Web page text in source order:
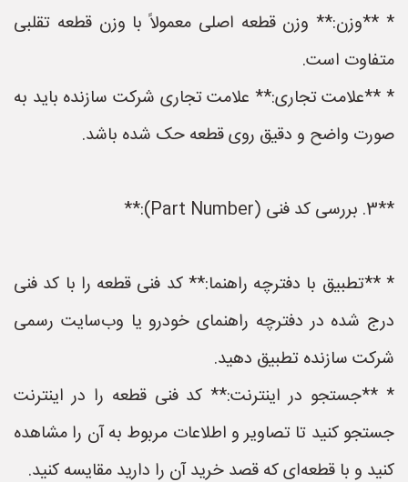
* **وزن:** وزن قطعه اصلی معمولاً با وزن قطعه تقلبی
متفاوت است.
* **علامت تجاری:** علامت تجاری شرکت سازنده باید به
صورت واضح و دقیق روی قطعه حک شده باشد.
**3. بررسی کد فنی (Part Number):**
* **تطبیق با دفترچه راهنما:** کد فنی قطعه را با کد فنی
درج شده در دفترچه راهنمای خودرو یا وب‌سایت رسمی
شرکت سازنده تطبیق دهید.
* **جستجو در اینترنت:** کد فنی قطعه را در اینترنت
جستجو کنید تا تصاویر و اطلاعات مربوط به آن را مشاهده
کنید و با قطعه‌ای که قصد خرید آن را دارید مقایسه کنید.